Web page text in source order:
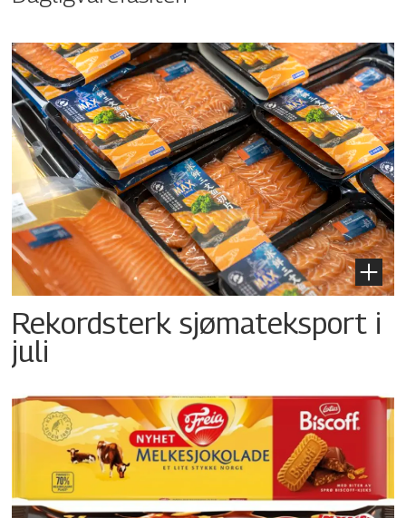
Rekordsterk sjømateksport i
juli